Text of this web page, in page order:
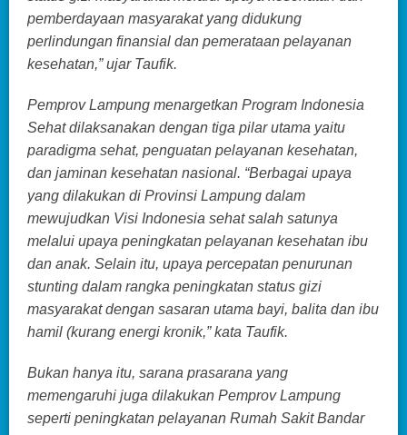
pemberdayaan masyarakat yang didukung
perlindungan finansial dan pemerataan pelayanan
kesehatan,” ujar Taufik.
Pemprov Lampung menargetkan Program Indonesia
Sehat dilaksanakan dengan tiga pilar utama yaitu
paradigma sehat, penguatan pelayanan kesehatan,
dan jaminan kesehatan nasional. “Berbagai upaya
yang dilakukan di Provinsi Lampung dalam
mewujudkan Visi Indonesia sehat salah satunya
melalui upaya peningkatan pelayanan kesehatan ibu
dan anak. Selain itu, upaya percepatan penurunan
stunting dalam rangka peningkatan status gizi
masyarakat dengan sasaran utama bayi, balita dan ibu
hamil (kurang energi kronik,” kata Taufik.
Bukan hanya itu, sarana prasarana yang
memengaruhi juga dilakukan Pemprov Lampung
seperti peningkatan pelayanan Rumah Sakit Bandar